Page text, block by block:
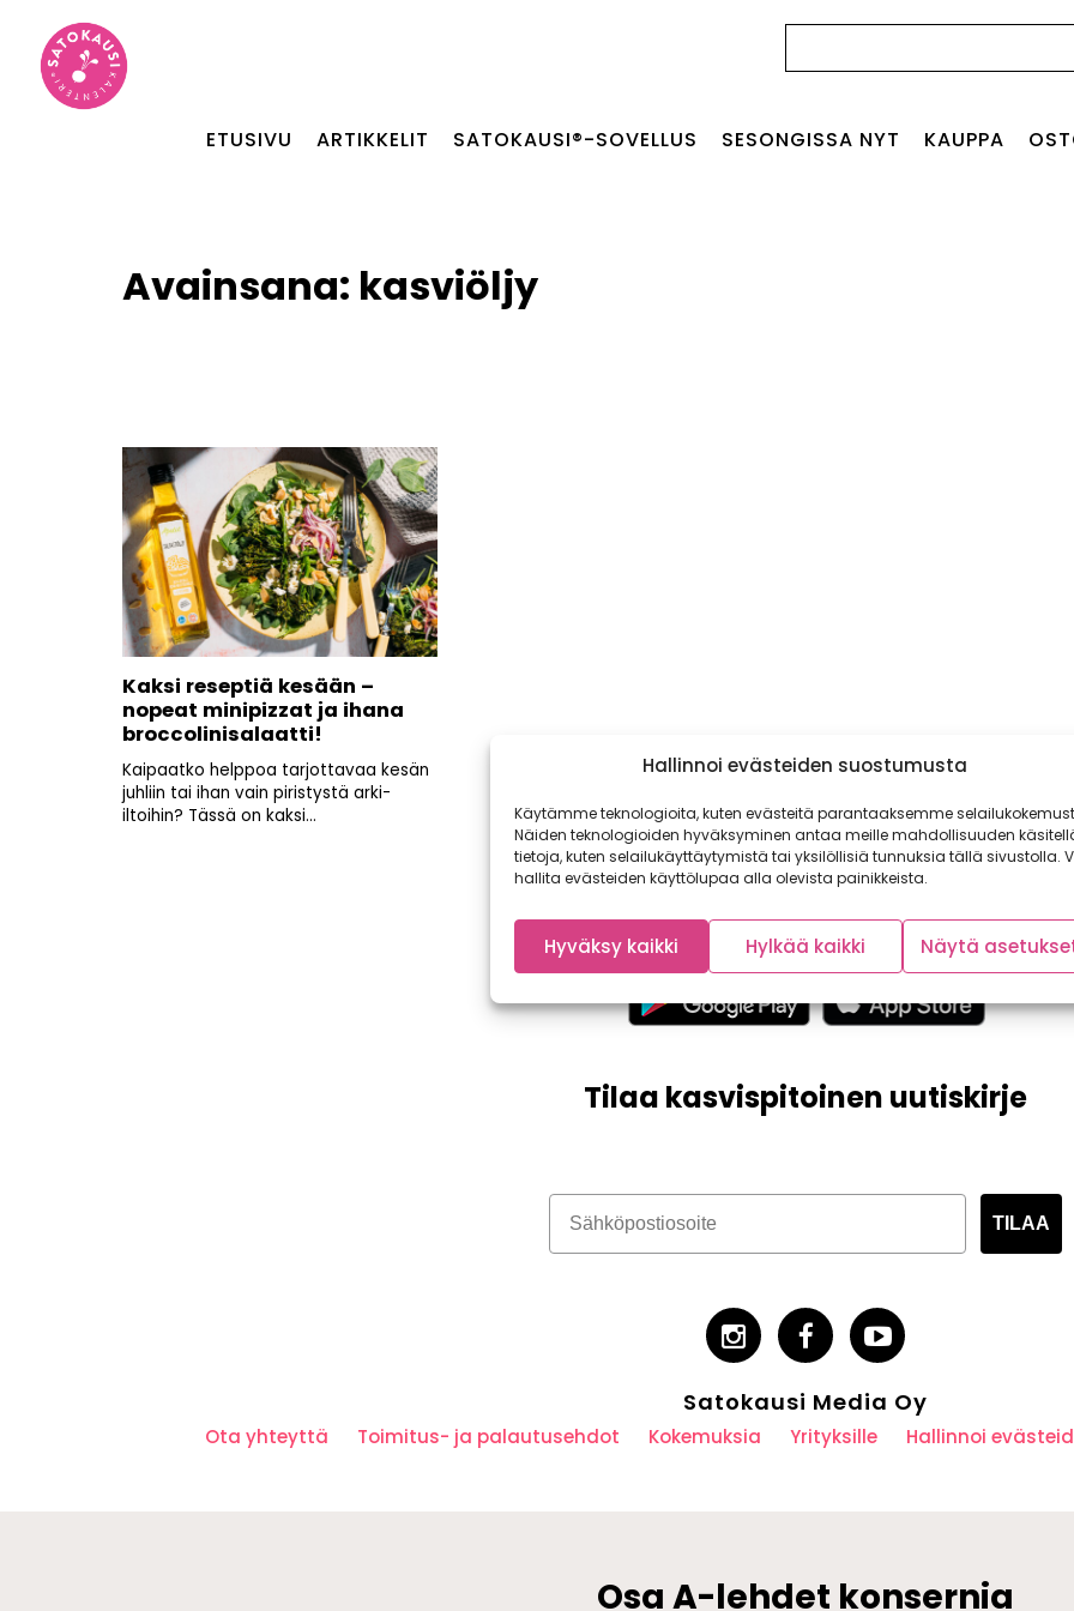
Hallinnoi evästeiden suostumusta
Käytämme teknologioita, kuten evästeitä parantaaksemme
Näiden teknologioiden hyväksyminen antaa meille mahdollisuuden
tietoja, kuten selailukäyttäytymistä tai yksilöllisiä tunnuksia tällä sivustolla.
hallita evästeiden käyttölupaa alla olevista painikkeista.
Hyväksy kaikki Hylkää kaikki Näytä
ETUSIVU ARTIKKELIT SATOKAUSI®-SOVELLUS SESONGISSA NYT KAUPPA
Avainsana: kasviöljy
Kaksi reseptiä kesään –
nopeat minipizzat ja ihana
broccolinisalaatti!
Kaipaatko helppoa tarjottavaa kesän
juhliin tai ihan vain piristystä arki-
iltoihin? Tässä on kaksi...
Tilaa kasvispitoinen uutiskirje
TILAA
Satokausi Media Oy
Ota yhteyttä Toimitus- ja palautusehdot Kokemuksia Yrityksille Hallinnoi
Osa A-lehdet konsernia